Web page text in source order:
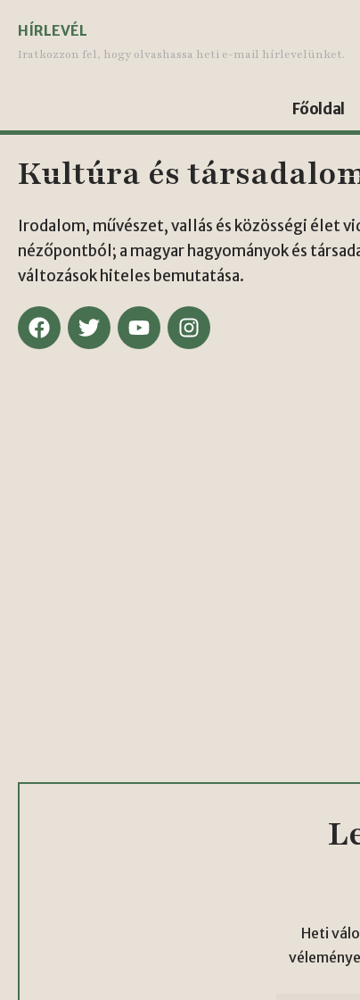
HÍRLEVÉL
Iratkozzon fel, hogy olvashassa heti e-mail hírlevelünket.
Főoldal
Kultúra és
Irodalom, művészet, vallás és közösségi élet
nézőpontból; a magyar hagyományok és
változások hiteles bemutatása.
Heti